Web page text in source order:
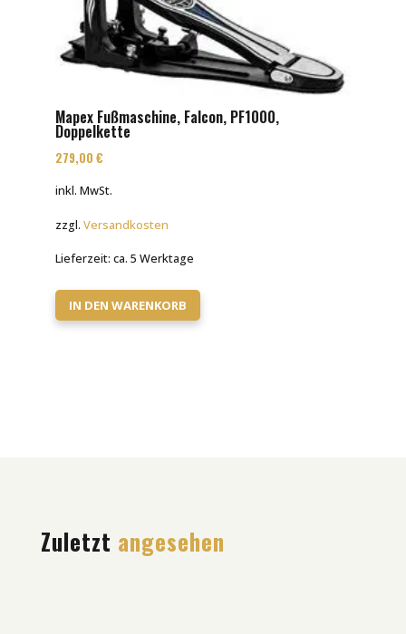
Mapex Fußmaschine, Falcon, PF1000,
Doppelkette
279,00 €
inkl. MwSt.
zzgl. Versandkosten
Lieferzeit: ca. 5 Werktage
IN DEN WARENKORB
Zuletzt angesehen